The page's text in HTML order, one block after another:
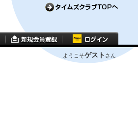
ようこそゲスト さん